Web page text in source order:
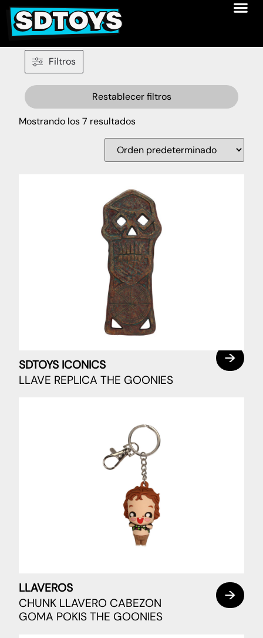
Filtros
Restablecer filtros
Mostrando los 7 resultados
SDTOYS ICONICS
LLAVE REPLICA THE GOONIES
LLAVEROS
CHUNK LLAVERO CABEZON
GOMA POKIS THE GOONIES